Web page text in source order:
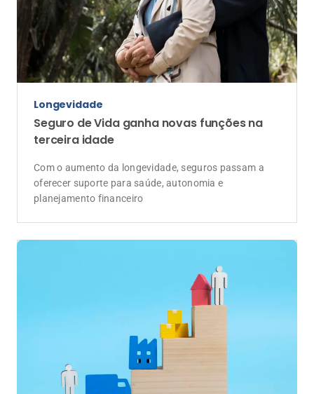
Longevidade
Seguro de Vida ganha novas funções na
terceira idade
Com o aumento da longevidade, seguros passam a
oferecer suporte para saúde, autonomia e
planejamento financeiro